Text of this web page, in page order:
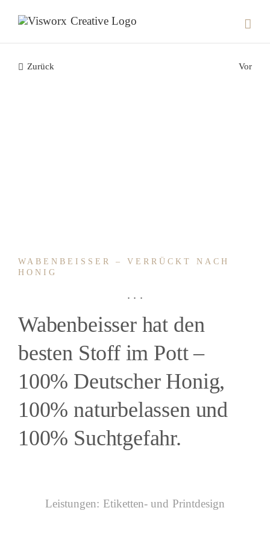
content
Zurück Vor
WABENBEISSER – VERRÜCKT NACH
HONIG
. . .
Wabenbeisser hat den
besten Stoff im Pott –
100% Deutscher Honig,
100% natur­belassen und
100% Sucht­gefahr.
Leistungen: Etiketten- und Printdesign